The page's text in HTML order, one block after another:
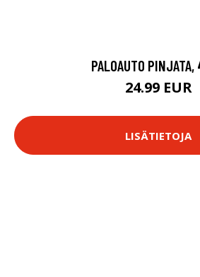
PALOAUTO PINJATA,
24.99 EUR
LISÄTIETOJA